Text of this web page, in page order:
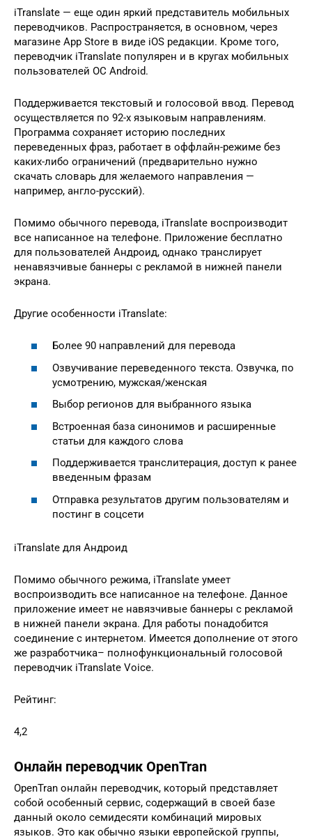
iTranslate — еще один яркий представитель мобильных
переводчиков. Распространяется, в основном, через
магазине App Store в виде iOS редакции. Кроме того,
переводчик iTranslate популярен и в кругах мобильных
пользователей ОС Android.
Поддерживается текстовый и голосовой ввод. Перевод
осуществляется по 92-х языковым направлениям.
Программа сохраняет историю последних
переведенных фраз, работает в оффлайн-режиме без
каких-либо ограничений (предварительно нужно
скачать словарь для желаемого направления —
например, англо-русский).
Помимо обычного перевода, iTranslate воспроизводит
все написанное на телефоне. Приложение бесплатно
для пользователей Андроид, однако транслирует
ненавязчивые баннеры с рекламой в нижней панели
экрана.
Другие особенности iTranslate:
Более 90 направлений для перевода
Озвучивание переведенного текста. Озвучка, по
усмотрению, мужская/женская
Выбор регионов для выбранного языка
Встроенная база синонимов и расширенные
статьи для каждого слова
Поддерживается транслитерация, доступ к ранее
введенным фразам
Отправка результатов другим пользователям и
постинг в соцсети
iTranslate для Андроид
Помимо обычного режима, iTranslate умеет
воспроизводить все написанное на телефоне. Данное
приложение имеет не навязчивые баннеры с рекламой
в нижней панели экрана. Для работы понадобится
соединение с интернетом. Имеется дополнение от этого
же разработчика– полнофункциональный голосовой
переводчик iTranslate Voice.
Рейтинг:
4,2
Онлайн переводчик OpenTran
OpenTran онлайн переводчик, который представляет
собой особенный сервис, содержащий в своей базе
данный около семидесяти комбинаций мировых
языков. Это как обычно языки европейской группы,